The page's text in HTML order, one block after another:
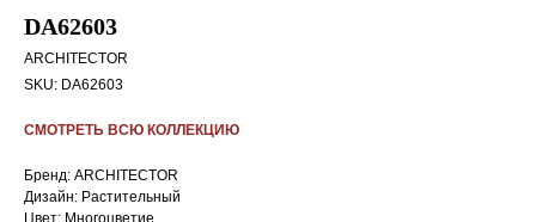
DA62603
ARCHITECTOR
SKU: DA62603
СМОТРЕТЬ ВСЮ КОЛЛЕКЦИЮ
Бренд: ARCHITECTOR
Дизайн: Растительный
Цвет: Многоцветие